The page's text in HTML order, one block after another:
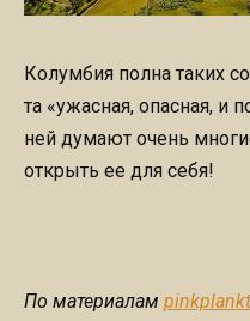
Колумбия полна таких
та «ужасная, опасная, и
ней думают очень
открыть ее для себя!
По материалам